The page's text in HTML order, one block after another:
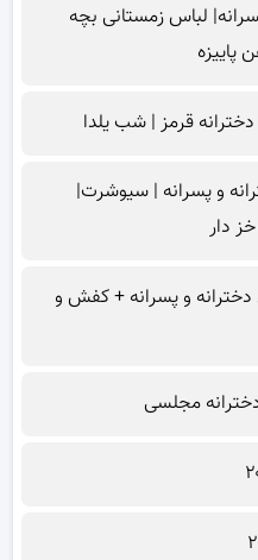
لباس زمستانی بچه
پاییزه
قرمز | شب یلدا
و پسرانه | سیوشرت|
دار
و پسرانه + کفش و
مجلسی